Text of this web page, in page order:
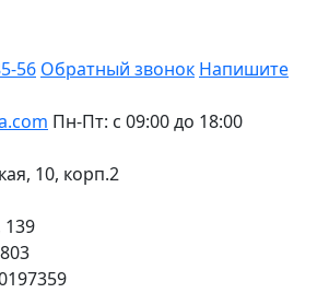
56 Обратный звонок Напишите
Пн-Пт: с 09:00 до 18:00
10, корп.2
139